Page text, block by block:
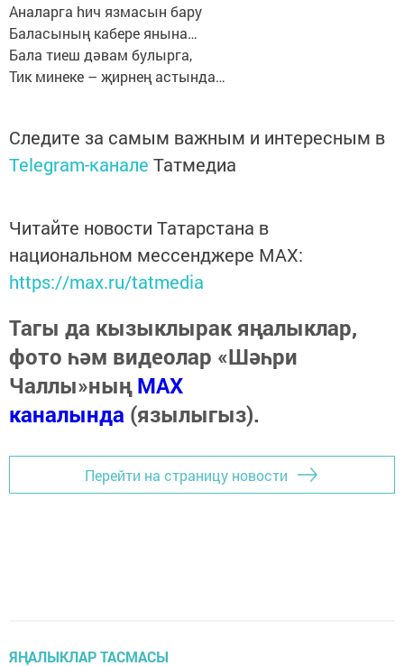
Аналарга hич язмасын бару
Баласының кабере янына…
Бала тиеш дәвам булырга,
Тик минеке – җирнең астында…
Следите за самым важным и интересным в
Telegram-канале Татмедиа
Читайте новости Татарстана в
национальном мессенджере MАХ:
https://max.ru/tatmedia
Тагы да кызыклырак яңалыклар,
фото һәм видеолар «Шәһри
Чаллы»ныңMAX
каналында (язылыгыз).
Перейти на страницу новости
ЯҢАЛЫКЛАР ТАСМАСЫ